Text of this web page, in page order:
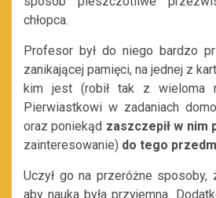
chłopca.
Profesor był do niego bardzo
zanikającej pamięci, na jednej z
kim jest (robił tak z wieloma
Pierwiastkowi w zadaniach
oraz poniekąd zaszczepił w nim
zainteresowanie) do tego
Uczył go na przeróżne
aby nauka była przyjemna.